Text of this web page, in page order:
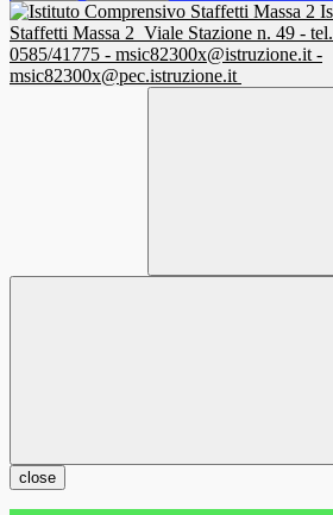
Staffetti Massa 2 Viale Stazione n. 49 -
0585/41775 - msic82300x@istruzione.it -
msic82300x@pec.istruzione.it
close